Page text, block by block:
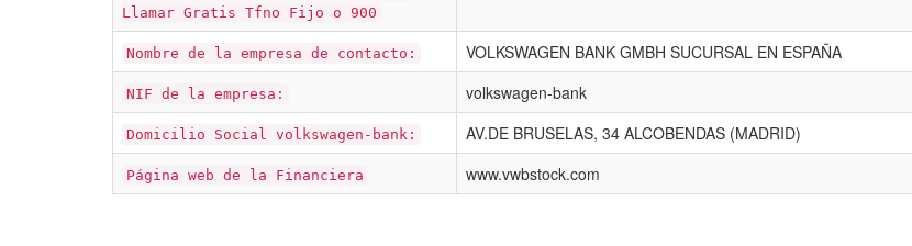
Llamar Gratis Tfno Fijo o 900
Nombre de la empresa de contacto: VOLKSWAGEN BANK GMBH SUCURSAL EN ESPAÑA
NIF de la empresa: volkswagen-bank
Domicilio Social volkswagen-bank: AV.DE BRUSELAS, 34 ALCOBENDAS (MADRID)
Página web de la Financiera www.vwbstock.com